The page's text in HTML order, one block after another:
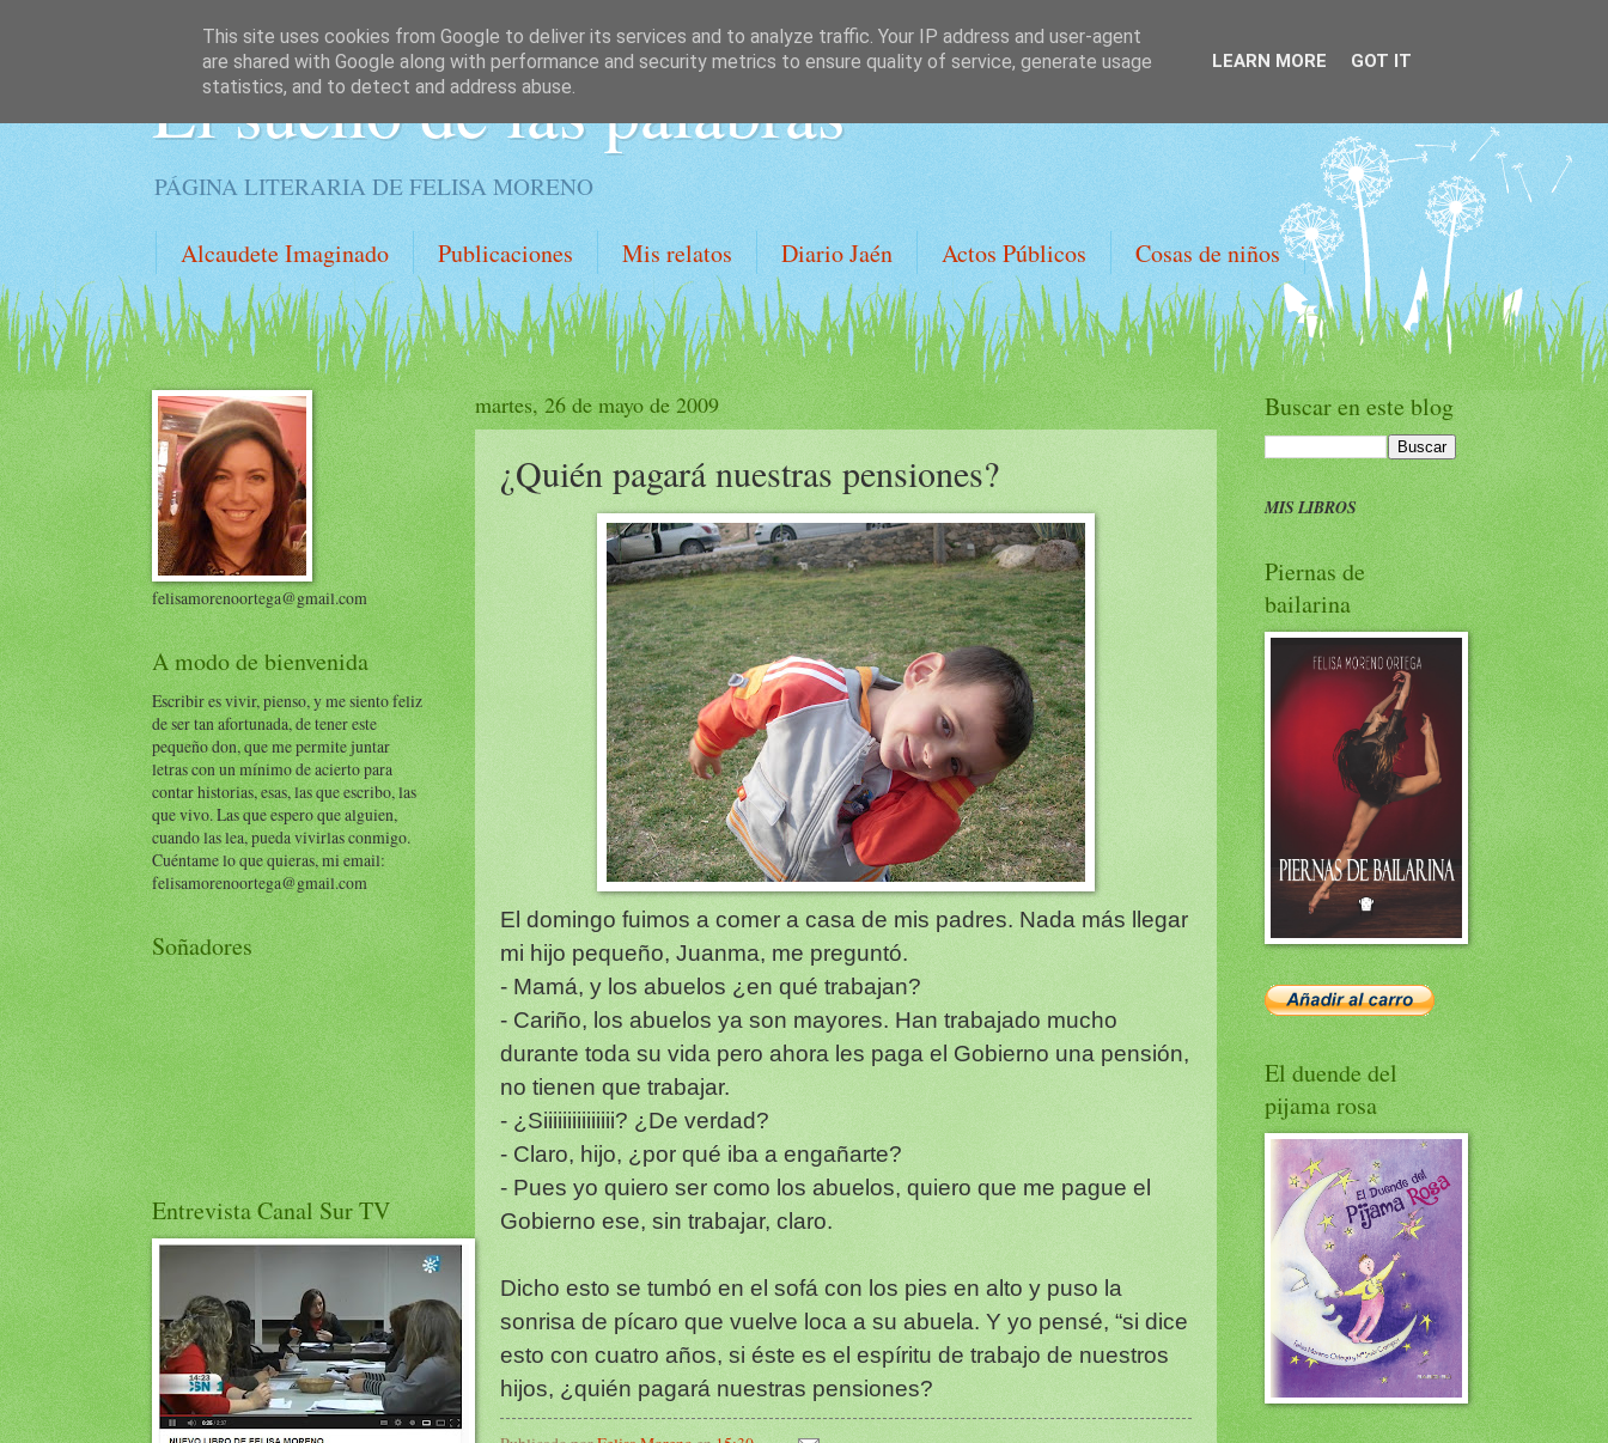
El sueño de las palabras
PÁGINA LITERARIA DE FELISA MORENO
Alcaudete Imaginado Publicaciones Mis relatos Diario Jaén Actos Públicos Cosas de niños
martes, 26 de mayo de 2009
¿Quién pagará nuestras pensiones?
El domingo fuimos a comer a casa de mis padres. Nada más llegar
mi hijo pequeño, Juanma, me preguntó.
- Mamá, y los abuelos ¿en qué trabajan?
- Cariño, los abuelos ya son mayores. Han trabajado mucho
durante toda su vida pero ahora les paga el Gobierno una pensión,
no tienen que trabajar.
- ¿Siiiiiiiiiiiiiii? ¿De verdad?
- Claro, hijo, ¿por qué iba a engañarte?
- Pues yo quiero ser como los abuelos, quiero que me pague el
Gobierno ese, sin trabajar, claro.
Dicho esto se tumbó en el sofá con los pies en alto y puso la
sonrisa de pícaro que vuelve loca a su abuela. Y yo pensé, “si dice
esto con cuatro años, si éste es el espíritu de trabajo de nuestros
hijos, ¿quién pagará nuestras pensiones?
felisamorenoortega@gmail.com
A modo de bienvenida
Escribir es vivir, pienso, y me siento feliz
de ser tan afortunada, de tener este
pequeño don, que me permite juntar
letras con un mínimo de acierto para
contar historias, esas, las que escribo, las
que vivo. Las que espero que alguien,
cuando las lea, pueda vivirlas conmigo.
Cuéntame lo que quieras, mi email:
felisamorenoortega@gmail.com
Soñadores
Entrevista Canal Sur TV
Buscar en este blog
MIS LIBROS
Piernas de
bailarina
El duende del
pijama rosa
This site uses cookies from Google to deliver its services and to analyze traffic. Your IP address and user-agent
are shared with Google along with performance and security metrics to ensure quality of service, generate usage
statistics, and to detect and address abuse.
LEARN MORE GOT IT